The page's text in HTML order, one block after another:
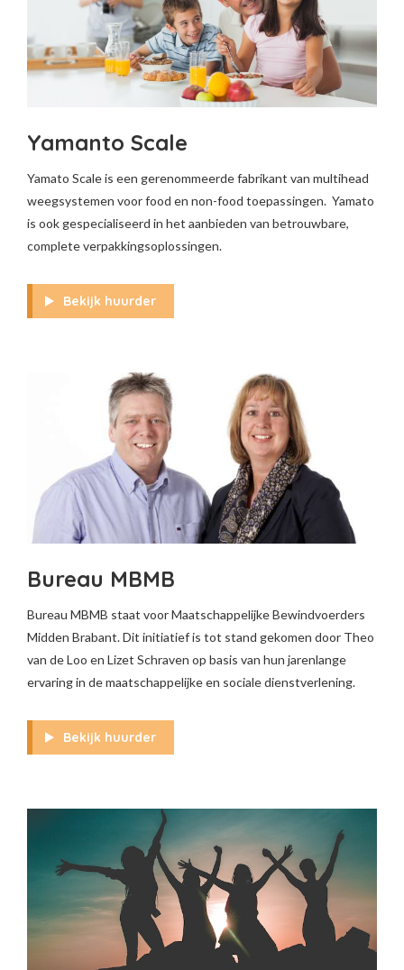
Yamanto Scale
Yamato Scale is een gerenommeerde fabrikant van multihead
weegsystemen voor food en non-food toepassingen. Yamato
is ook gespecialiseerd in het aanbieden van betrouwbare,
complete verpakkingsoplossingen.
Bekijk huurder
Bureau MBMB
Bureau MBMB staat voor Maatschappelijke Bewindvoerders
Midden Brabant. Dit initiatief is tot stand gekomen door Theo
van de Loo en Lizet Schraven op basis van hun jarenlange
ervaring in de maatschappelijke en sociale dienstverlening.
Bekijk huurder